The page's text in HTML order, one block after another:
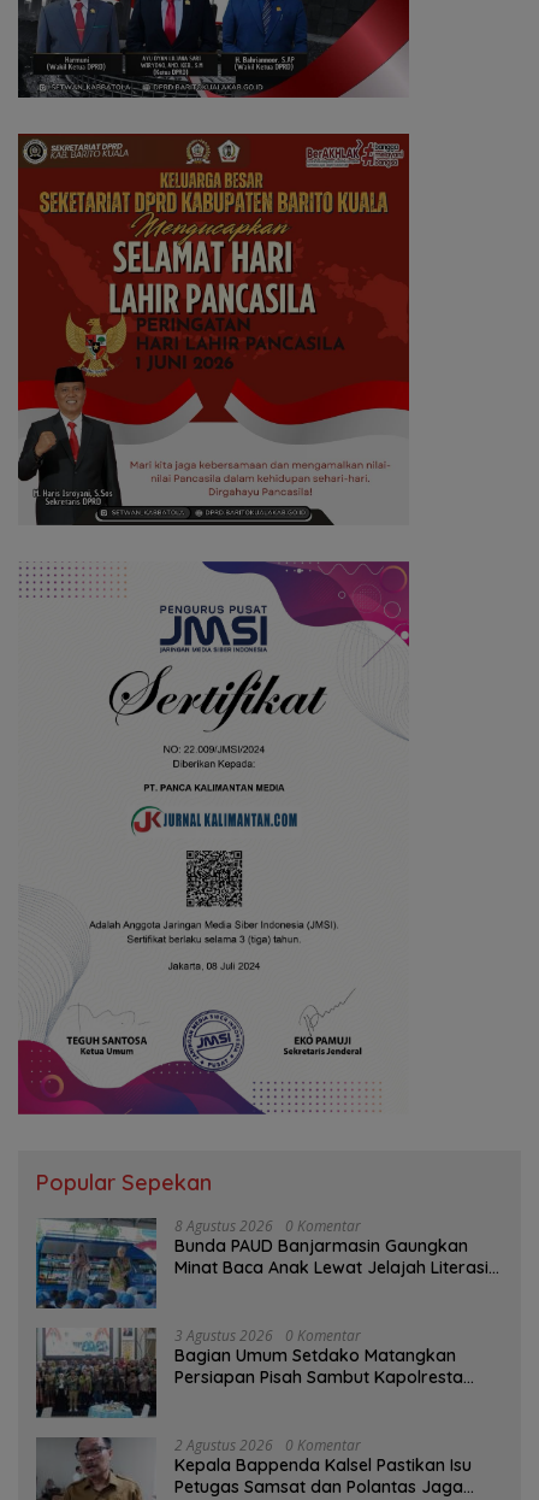
Popular Sepekan
8 Agustus 2026 0 Komentar
Bunda PAUD Banjarmasin Gaungkan
Minat Baca Anak Lewat Jelajah Literasi
3 Agustus 2026 0 Komentar
Bagian Umum Setdako Matangkan
Persiapan Pisah Sambut Kapolresta
2 Agustus 2026 0 Komentar
Kepala Bappenda Kalsel Pastikan Isu
Petugas Samsat dan Polantas Jaga